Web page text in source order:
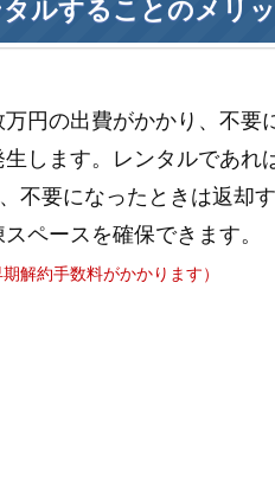
ルすることのメリ
円の出費がかかり、不要
します。レンタルであれ
不要になったときは返却す
ペースを確保できます。
解約手数料がかかります）